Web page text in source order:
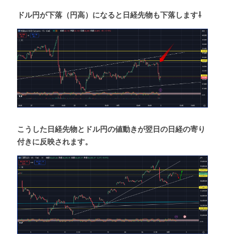
ドル円が下落（円高）になると日経先物も下落します⇩
こうした日経先物とドル円の値動きが翌日の日経の寄り
付きに反映されます。